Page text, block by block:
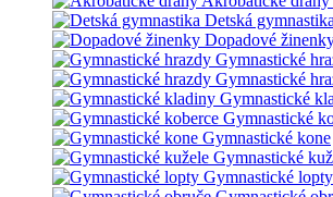
Detská gymnastika
Dopadové
Gymnastické
Gymnastické
Gymnastické
Gymnastické
Gymnastické kone
Gymnastické
Gymnastické lopty